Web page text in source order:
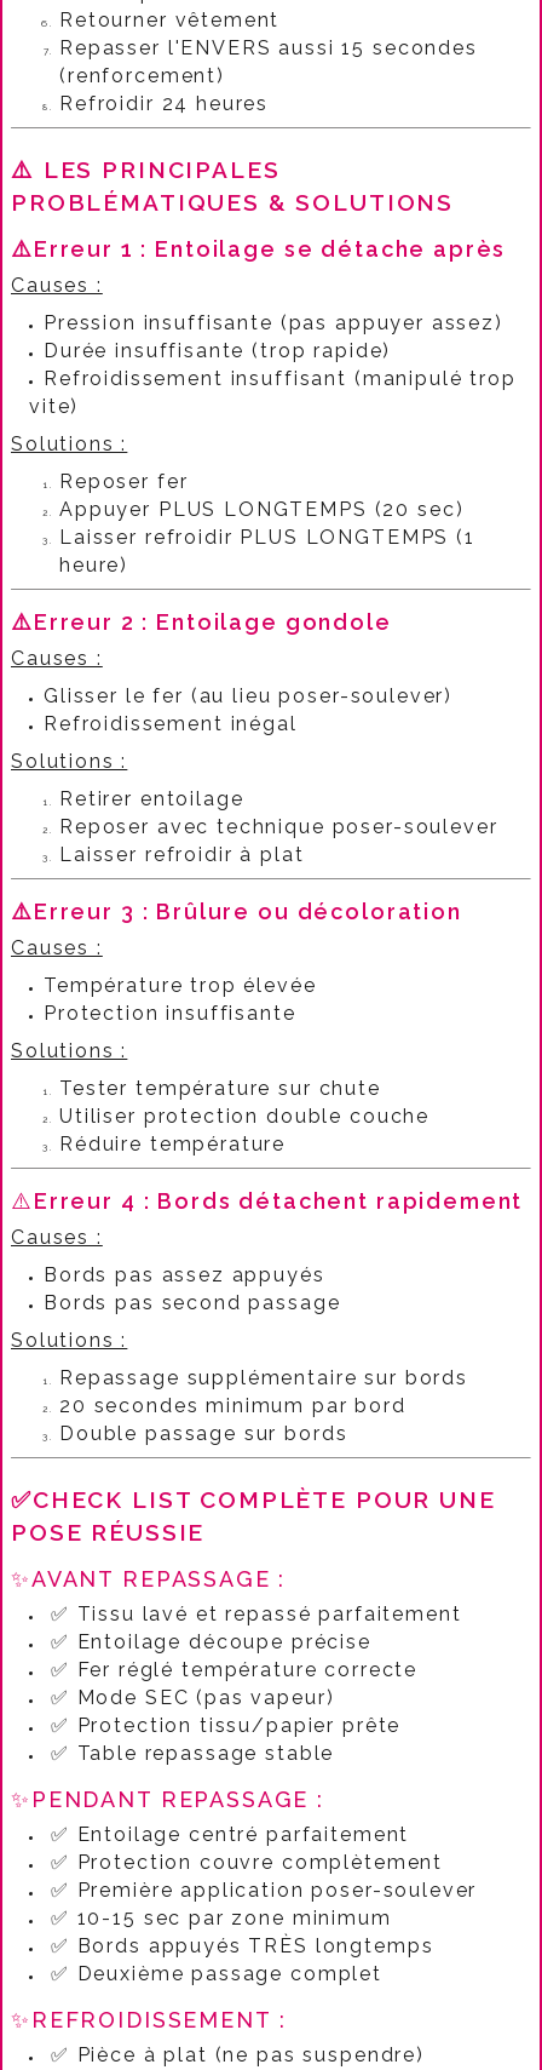
Retourner vêtement
Repasser l'ENVERS aussi 15 secondes
(renforcement)
Refroidir 24 heures
⚠️ LES PRINCIPALES
PROBLÉMATIQUES & SOLUTIONS
⚠️Erreur 1 : Entoilage se détache après
Causes :
Pression insuffisante (pas appuyer assez)
Durée insuffisante (trop rapide)
Refroidissement insuffisant (manipulé trop
vite)
Solutions :
Reposer fer
Appuyer PLUS LONGTEMPS (20 sec)
Laisser refroidir PLUS LONGTEMPS (1
heure)
⚠️Erreur 2 : Entoilage gondole
Causes :
Glisser le fer (au lieu poser-soulever)
Refroidissement inégal
Solutions :
Retirer entoilage
Reposer avec technique poser-soulever
Laisser refroidir à plat
⚠️Erreur 3 : Brûlure ou décoloration
Causes :
Température trop élevée
Protection insuffisante
Solutions :
Tester température sur chute
Utiliser protection double couche
Réduire température
⚠️ Erreur 4 : Bords détachent rapidement
Causes :
Bords pas assez appuyés
Bords pas second passage
Solutions :
Repassage supplémentaire sur bords
20 secondes minimum par bord
Double passage sur bords
✅CHECK LIST COMPLÈTE POUR UNE
POSE RÉUSSIE
✨AVANT REPASSAGE :​
✅ Tissu lavé et repassé parfaitement
✅ Entoilage découpe précise
✅ Fer réglé température correcte
✅ Mode SEC (pas vapeur)
✅ Protection tissu/papier prête
✅ Table repassage stable
✨PENDANT REPASSAGE :​
✅ Entoilage centré parfaitement
✅ Protection couvre complètement
✅ Première application poser-soulever
✅ 10-15 sec par zone minimum
✅ Bords appuyés TRÈS longtemps
✅ Deuxième passage complet
✨REFROIDISSEMENT :​
✅ Pièce à plat (ne pas suspendre)